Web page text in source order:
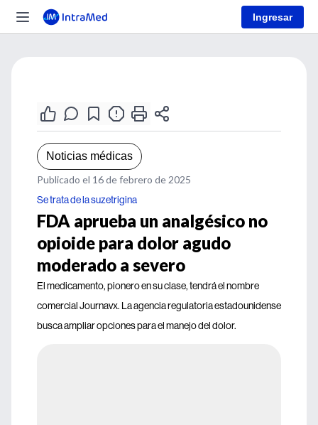
Ingresar
Noticias médicas
Publicado el 16 de febrero de 2025
Se trata de la suzetrigina
FDA aprueba un analgésico no
opioide para dolor agudo
moderado a severo
El medicamento, pionero en su clase, tendrá el nombre
comercial Journavx. La agencia regulatoria estadounidense
busca ampliar opciones para el manejo del dolor.